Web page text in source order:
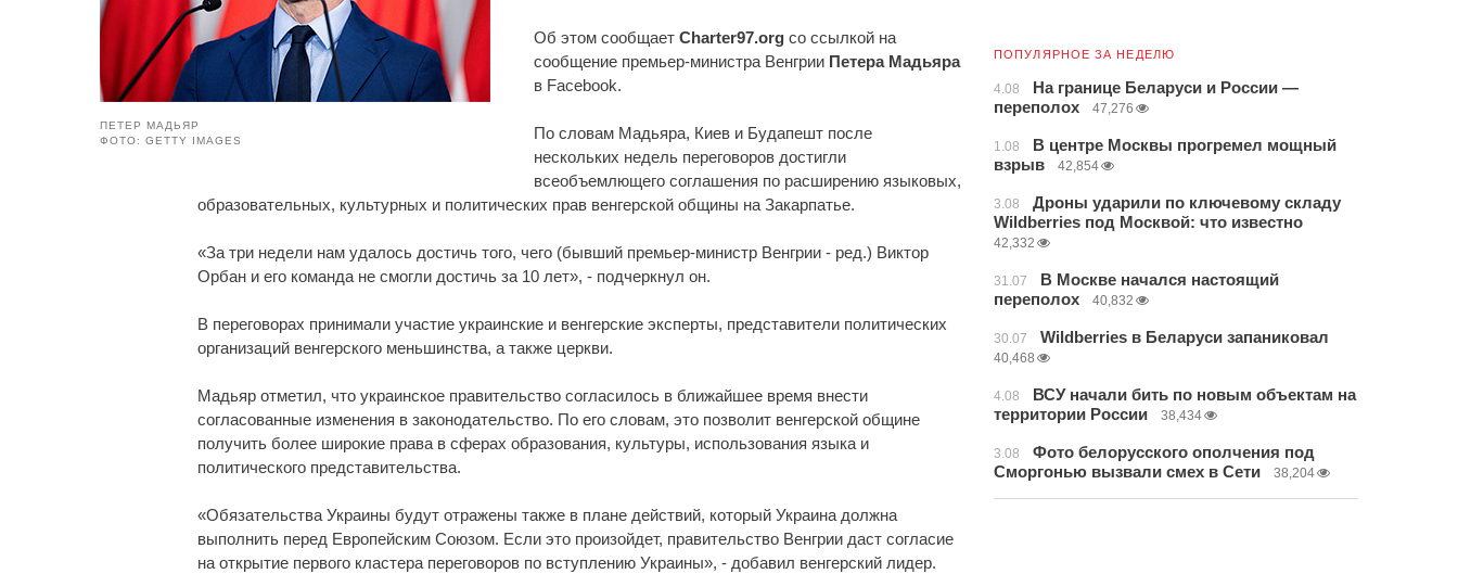
ПЕТЕР МАДЬЯР
ФОТО: GETTY IMAGES
Об этом сообщает Charter97.org со ссылкой на
сообщение премьер-министра Венгрии Петера Мадьяра
в Facebook.
По словам Мадьяра, Киев и Будапешт после
нескольких недель переговоров достигли
всеобъемлющего соглашения по расширению языковых,
образовательных, культурных и политических прав венгерской общины на Закарпатье.
«За три недели нам удалось достичь того, чего (бывший премьер-министр Венгрии - ред.) Виктор
Орбан и его команда не смогли достичь за 10 лет», - подчеркнул он.
В переговорах принимали участие украинские и венгерские эксперты, представители политических
организаций венгерского меньшинства, а также церкви.
Мадьяр отметил, что украинское правительство согласилось в ближайшее время внести
согласованные изменения в законодательство. По его словам, это позволит венгерской общине
получить более широкие права в сферах образования, культуры, использования языка и
политического представительства.
«Обязательства Украины будут отражены также в плане действий, который Украина должна
выполнить перед Европейским Союзом. Если это произойдет, правительство Венгрии даст согласие
на открытие первого кластера переговоров по вступлению Украины», - добавил венгерский лидер.
ПОПУЛЯРНОЕ ЗА НЕДЕЛЮ
4.08
На границе Беларуси и России —
переполох
47,276
1.08
В центре Москвы прогремел мощный
взрыв
42,854
3.08
Дроны ударили по ключевому складу
Wildberries под Москвой: что известно
42,332
31.07
В Москве начался настоящий
переполох
40,832
30.07 Wildberries в Беларуси запаниковал
40,468
4.08
ВСУ начали бить по новым объектам на
территории России
38,434
3.08
Фото белорусского ополчения под
Сморгонью вызвали смех в Сети
38,204